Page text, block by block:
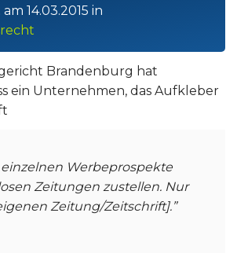
14.03.2015 in
Brandenburg hat
ein Unternehmen, das Aufkleber
einzelnen Werbeprospekte
Zeitungen zustellen. Nur
Zeitung/Zeitschrift].”